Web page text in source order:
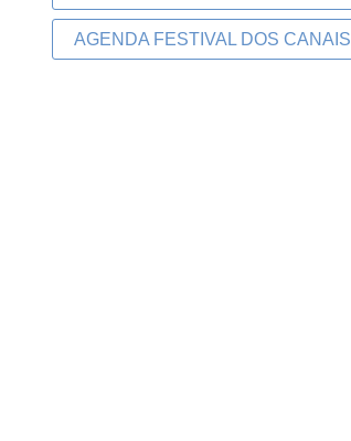
AGENDA FESTIVAL DOS CANAIS